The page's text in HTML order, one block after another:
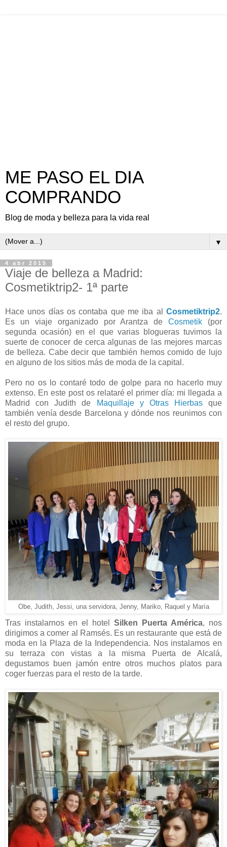
ME PASO EL DIA
COMPRANDO
Blog de moda y belleza para la vida real
▼
4 abr 2015
Viaje de belleza a Madrid:
Cosmetiktrip2- 1ª parte
Hace unos días os contaba que me iba al Cosmetiktrip2.
Es un viaje organizado por Arantza deCosmetik (por
segunda ocasión) en el que varias blogueras tuvimos la
suerte de conocer de cerca algunas de las mejores marcas
de belleza. Cabe decir que también hemos comido de lujo
en alguno de los sitios más de moda de la capital.
Pero no os lo contaré todo de golpe para no hacerlo muy
extenso. En este post os relataré el primer día: mi llegada a
Madrid con Judith de
Maquillaje y Otras Hierbasque
también venía desde Barcelona y dónde nos reunimos con
el resto del grupo.
Obe, Judith, Jessi, una servidora, Jenny, Mariko, Raquel y María
Tras instalarnos en el hotel Silken Puerta América, nos
dirigimos a comer al Ramsés. Es un restaurante que está de
moda en la Plaza de la Independencia. Nos instalamos en
su terraza con vistas a la misma Puerta de Alcalá,
degustamos buen jamón entre otros muchos platos para
coger fuerzas para el resto de la tarde.